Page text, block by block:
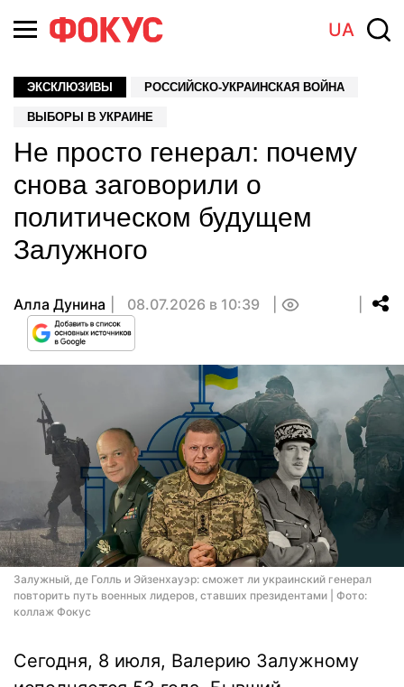
UA
ЭКСКЛЮЗИВЫ РОССИЙСКО-УКРАИНСКАЯ ВОЙНА
ВЫБОРЫ В УКРАИНЕ
Не просто генерал: почему
снова заговорили о
политическом будущем
Залужного
Алла Дунина 08.07.2026 в 10:39
Залужный, де Голль и Эйзенхауэр: сможет ли украинский генерал
повторить путь военных лидеров, ставших президентами | Фото:
коллаж Фокус
Сегодня, 8 июля, Валерию Залужному